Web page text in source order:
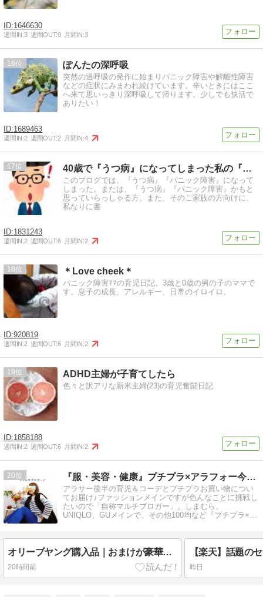
1646630
週間IN:3 週間OUT:9 月間IN:3
16 ぽんたの深呼吸
突然の過呼吸の発作に始まりパニック障害や解離性障害
などの症状にみまわれ続けています。辛いときにはここ
へ来て思いっきり深呼吸して帰ります。少しでも快活で
ありたい！
1689463
週間IN:2 週間OUT:2 月間IN:4
17 40歳で『うつ病』になってしまった私の『自宅でも稼いでいる仕
このブログでは、『うつ病』『パニック障害』になって
しまった。または、『うつ病』『パニック障害』かもと
思っていらっしゃる方、また、そのご家族の方向けに、
私なりに書
1831243
週間IN:2 週間OUT:6 月間IN:2
18 ＊Love cheek＊
パニック障害ﾏﾏの育児日記。3歳と0歳の男の子のママで
す。息子の成長、アレルギー、日常のイロイロ。
920819
週間IN:2 週間OUT:6 月間IN:2
19 ADHD主婦が子育てしたら
色々と訳アリな新米主婦(23)の育児奮闘日記
1858188
週間IN:2 週間OUT:6 月間IN:2
20 『服・美容・健康』プチプラ×アラフォー今を楽しむ♪
アラサー後半の育児＆コーデとプチプラお買い物につい
てお届け♪ファッションメインですが色んなことに挑戦し
たいので「自称マルチブロガー」。しまむら、
UNIQLO、GUメインで、その他100均など『プチプラ×ア
オリーブヤング購入品｜おまけが豪華すぎ！SNSで話題のファンデブラシを購入
20時間前 昨日